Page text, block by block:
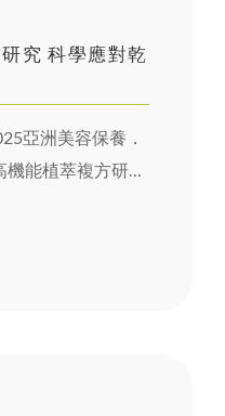
究 科學應對乾
亞洲美容保養．
能植萃複方研究